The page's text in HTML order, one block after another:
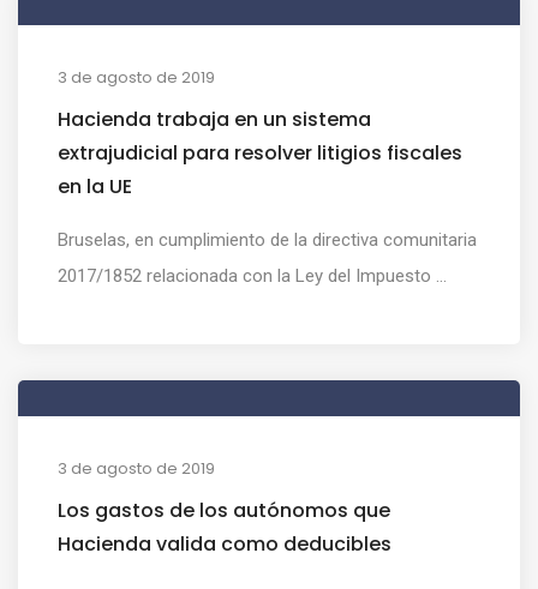
3 de agosto de 2019
Hacienda trabaja en un sistema
extrajudicial para resolver litigios fiscales
en la UE
Bruselas, en cumplimiento de la directiva comunitaria
2017/1852 relacionada con la Ley del Impuesto ...
3 de agosto de 2019
Los gastos de los autónomos que
Hacienda valida como deducibles